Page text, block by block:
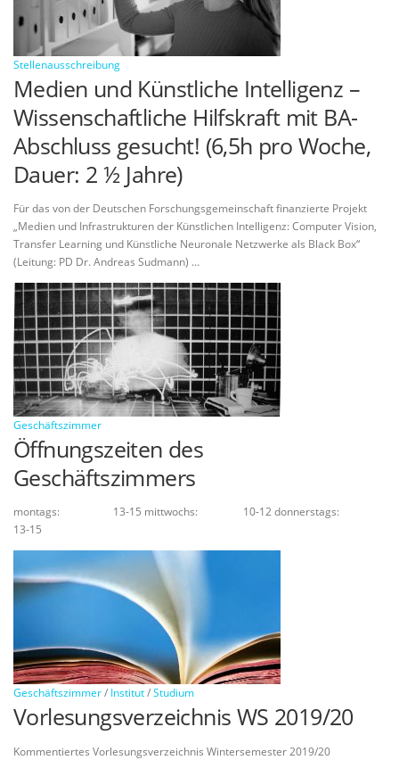
Stellenausschreibung
Medien und Künstliche Intelligenz –
Wissenschaftliche Hilfskraft mit BA-
Abschluss gesucht! (6,5h pro Woche,
Dauer: 2 ½ Jahre)
Für das von der Deutschen Forschungsgemeinschaft finanzierte Projekt
„Medien und Infrastrukturen der Künstlichen Intelligenz: Computer Vision,
Transfer Learning und Künstliche Neuronale Netzwerke als Black Box“
(Leitung: PD Dr. Andreas Sudmann) …
Geschäftszimmer
Öffnungszeiten des
Geschäftszimmers
montags: 13-15 mittwochs: 10-12 donnerstags:
13-15
Geschäftszimmer/ Institut/Studium
Vorlesungsverzeichnis WS 2019/20
Kommentiertes Vorlesungsverzeichnis Wintersemester 2019/20